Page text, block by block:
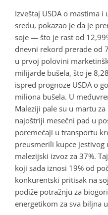
Izveštaj USDA o mastima
sredu, pokazao je da je
soje — što je rast od
dnevni rekord prerade od
u prvoj polovini
milijarde bušela, što je
ispred prognoze USDA o
miliona bušela. U
Maleziji pale su u martu
najoštriji mesečni pad u
poremećaji u transportu
preusmerili kupce jestivog
malezijski izvoz za 37%.
koji sada iznosi 19% od
konkurentski pritisak na
podiže potražnju za
energetikom za sva biljna